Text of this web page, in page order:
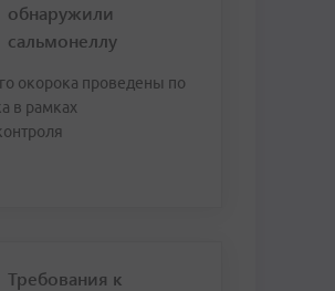
обнаружили
сальмонеллу
окорока проведены по
в рамках
Требования к